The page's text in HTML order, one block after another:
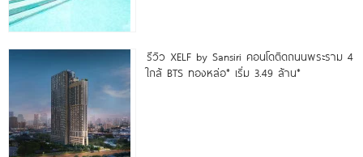
รีวิว XELF by Sansiri คอนโดติดถนนพระราม 4
ใกล้ BTS ทองหล่อ* เริ่ม 3.49 ล้าน*